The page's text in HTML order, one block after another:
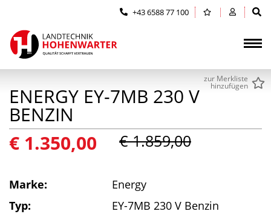
Zum Inhalt springen (Alt+0)
Zum Hauptmenü springen (Alt+1)
+43 6588 77 100
zur Merkliste
hinzufügen
ENERGY EY-7MB 230 V
BENZIN
€ 1.350,00
€ 1.859,00
Marke:
Energy
Typ:
EY-7MB 230 V Benzin